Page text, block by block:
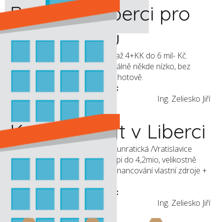
Byt 2+1 v Liberci pro
starší osobu
Hledáme byt v Liberci cca 2+1 až 4+KK do 6 mil- Kč.
Nejlépe v cihlové zástavbě. Ideálně někde nízko, bez
nároku na rekonstrukci. Platba hotově.
Zájemce zastupuje makléř:
Ing. Zeliesko Jiří
Koupíme byt v Liberci
Dobrý den, v lokalitě Liberec -Kunratická /Vratislavice
/Králův Háj hledáme byt ke koupi do 4,2mio, velikostně
ideálně 2+kk/2+1 maximálně. Financování vlastní zdroje +
hypotéka. Děkuji
Zájemce zastupuje makléř:
Ing. Zeliesko Jiří